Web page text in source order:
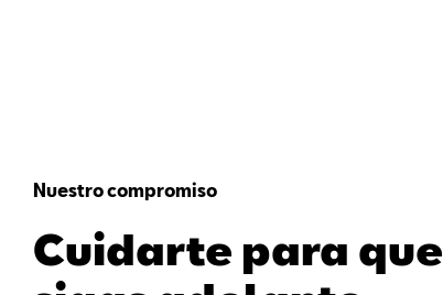
Nuestro compromiso
Cuidarte para que